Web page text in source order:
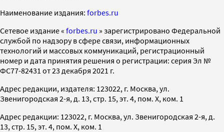
Наименование издания: forbes.ru
Cетевое издание « forbes.ru » зарегистрировано Федеральной
службой по надзору в сфере связи, информационных
технологий и массовых коммуникаций, регистрационный
номер и дата принятия решения о регистрации: серия Эл №
ФС77-82431 от 23 декабря 2021 г.
Адрес редакции, издателя: 123022, г. Москва, ул.
Звенигородская 2-я, д. 13, стр. 15, эт. 4, пом. X, ком. 1
Адрес редакции: 123022, г. Москва, ул. Звенигородская 2-я, д.
13, стр. 15, эт. 4, пом. X, ком. 1